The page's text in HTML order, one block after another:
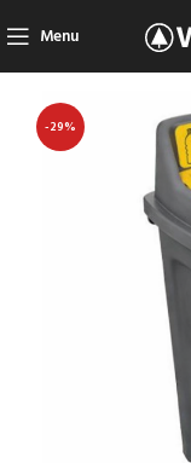
Menu
-29%